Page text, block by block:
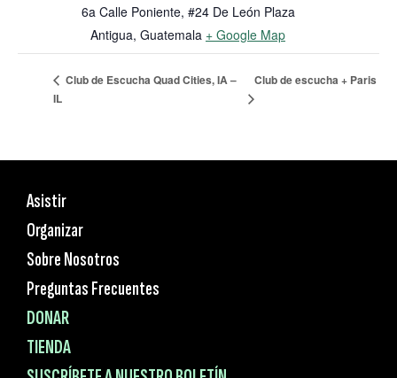
6a Calle Poniente, #24 De León Plaza
Antigua, Guatemala + Google Map
Club de Escucha Quad Cities, IA –
IL
Club de escucha + Paris
Asistir
Organizar
Sobre Nosotros
Preguntas Frecuentes
DONAR
TIENDA